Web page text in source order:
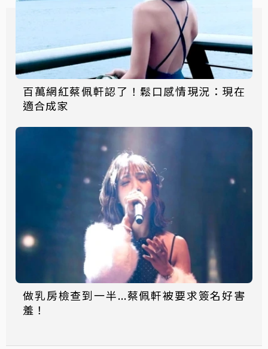
百萬網紅蔡佩軒認了！鬆口感情現況：現在
適合成家
做乳房檢查到一半...蔡佩軒被要求簽名好害
羞！